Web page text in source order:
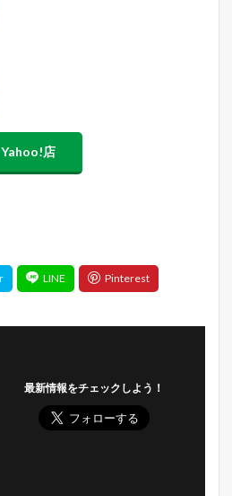
Yahoo!店
最新情報をチェックしよう！